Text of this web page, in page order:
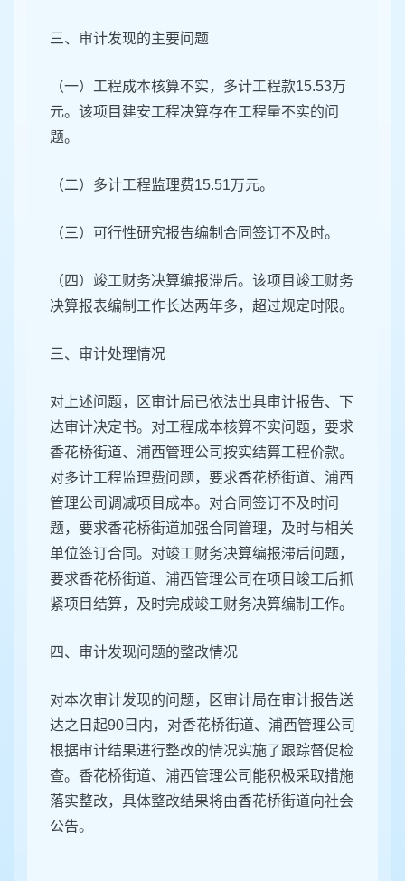
三、审计发现的主要问题
（一）工程成本核算不实，多计工程款15.53万
元。该项目建安工程决算存在工程量不实的问
题。
（二）多计工程监理费15.51万元。
（三）可行性研究报告编制合同签订不及时。
（四）竣工财务决算编报滞后。该项目竣工财务
决算报表编制工作长达两年多，超过规定时限。
三、审计处理情况
对上述问题，区审计局已依法出具审计报告、下
达审计决定书。对工程成本核算不实问题，要求
香花桥街道、浦西管理公司按实结算工程价款。
对多计工程监理费问题，要求香花桥街道、浦西
管理公司调减项目成本。对合同签订不及时问
题，要求香花桥街道加强合同管理，及时与相关
单位签订合同。对竣工财务决算编报滞后问题，
要求香花桥街道、浦西管理公司在项目竣工后抓
紧项目结算，及时完成竣工财务决算编制工作。
四、审计发现问题的整改情况
对本次审计发现的问题，区审计局在审计报告送
达之日起90日内，对香花桥街道、浦西管理公司
根据审计结果进行整改的情况实施了跟踪督促检
查。香花桥街道、浦西管理公司能积极采取措施
落实整改，具体整改结果将由香花桥街道向社会
公告。